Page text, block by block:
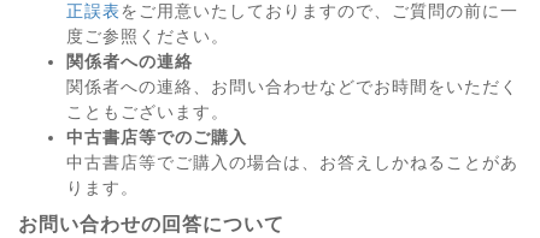
正誤表をご用意いたしておりますので、ご質問の前に一
度ご参照ください。
関係者への連絡
関係者への連絡、お問い合わせなどでお時間をいただく
こともございます。
中古書店等でのご購入
中古書店等でご購入の場合は、お答えしかねることがあ
ります。
お問い合わせの回答について